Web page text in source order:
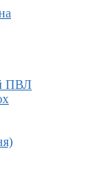
ПВЛ